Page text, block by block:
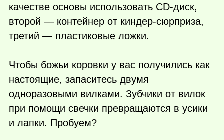
качестве основы использовать CD-диск,
второй — контейнер от киндер-сюрприза,
третий — пластиковые ложки.
Чтобы божьи коровки у вас получились как
настоящие, запаситесь двумя
одноразовыми вилками. Зубчики от вилок
при помощи свечки превращаются в усики
и лапки. Пробуем?